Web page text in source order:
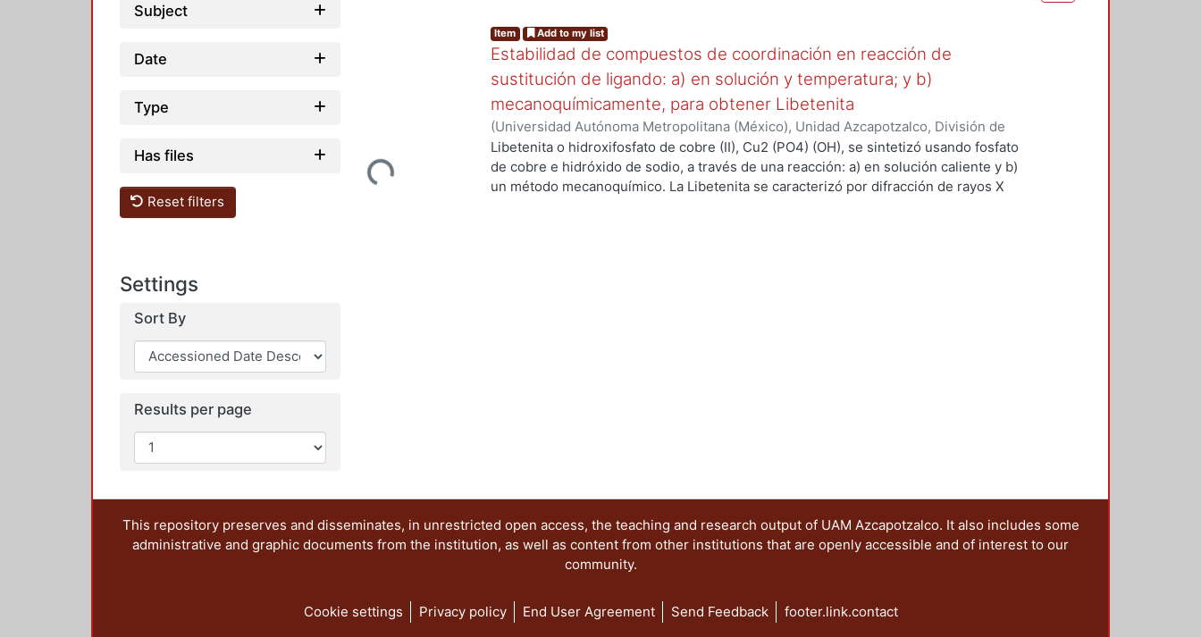
Subject
Date
Type
Has files
Reset filters
Settings
Sort By
Results per page
Loading...
Item Add to my list
Estabilidad de compuestos de coordinación en reacción de
sustitución de ligando: a) en solución y temperatura; y b)
mecanoquímicamente, para obtener Libetenita
(Universidad Autónoma Metropolitana (México), Unidad Azcapotzalco, División de
Ciencias Básicas e Ingeniería, Departamento de Ciencias Básicas,2016)Fernández
Sánchez, Lilia;Gutiérrez Arzaluz, Mirella;Corral López, Elpidio ;Rodríguez
González, Gustavo
Libetenita o hidroxifosfato de cobre (II), Cu2 (PO4) (OH), se sintetizó usando fosfato
de cobre e hidróxido de sodio, a través de una reacción: a) en solución caliente y b)
un método mecanoquímico. La Libetenita se caracterizó por difracción de rayos X
This repository preserves and disseminates, in unrestricted open access, the teaching and research output of UAM Azcapotzalco. It also includes some
administrative and graphic documents from the institution, as well as content from other institutions that are openly accessible and of interest to our
community.
Cookie settings Privacy policy End User Agreement Send Feedback footer.link.contact